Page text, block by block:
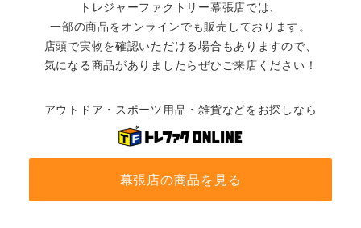
トレジャーファクトリー幕張店では、
一部の商品をオンラインでも販売しております。
店頭で実物を確認いただける場合もありますので、
気になる商品がありましたらぜひご来店ください！
アウトドア・スポーツ用品・雑貨などをお探しなら
幕張店の商品を見る